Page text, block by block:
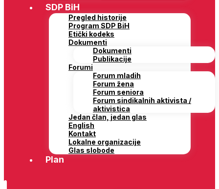
SDP BiH
Pregled historije
Program SDP BiH
Etički kodeks
Dokumenti
Dokumenti
Publikacije
Forumi
Forum mladih
Forum žena
Forum seniora
Forum sindikalnih aktivista /
aktivistica
Jedan član, jedan glas
English
Kontakt
Lokalne organizacije
Glas slobode
Plan